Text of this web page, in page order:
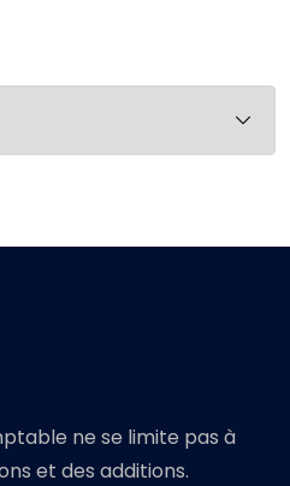
ne se limite pas à
et des additions.